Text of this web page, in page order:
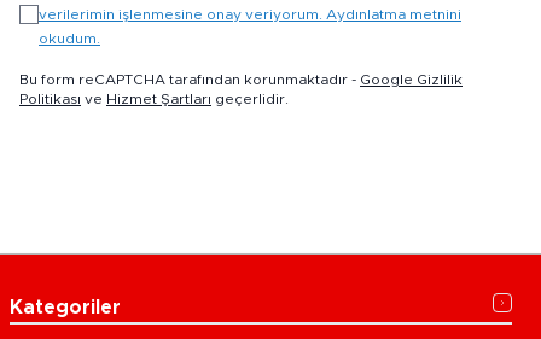
verilerimin işlenmesine onay veriyorum. Aydınlatma metnini
okudum.
Bu form reCAPTCHA tarafından korunmaktadır - Google Gizlilik
Politikası ve Hizmet Şartları geçerlidir.
Kategoriler